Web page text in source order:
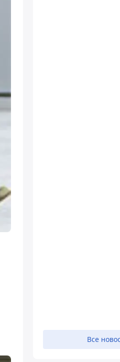
Все